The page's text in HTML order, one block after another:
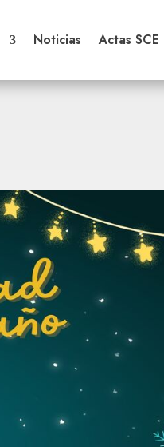
Noticias Actas SCE